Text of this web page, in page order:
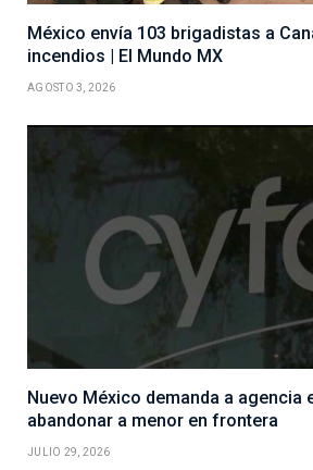
México envía 103 brigadistas a
incendios | El Mundo MX
AGOSTO 3, 2026
Nuevo México demanda a agencia
abandonar a menor en frontera
JULIO 29, 2026